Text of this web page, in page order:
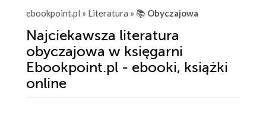
ebookpoint.pl » Literatura » 📚 Obyczajowa
Najciekawsza literatura
obyczajowa w księgarni
Ebookpoint.pl - ebooki, książki
online